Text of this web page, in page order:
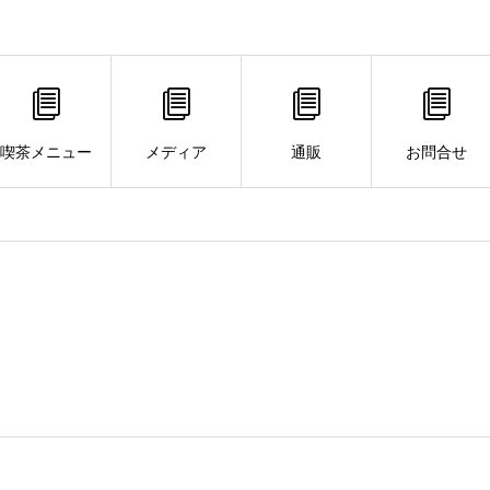
喫茶メニュー メディア 通販 お問合せ